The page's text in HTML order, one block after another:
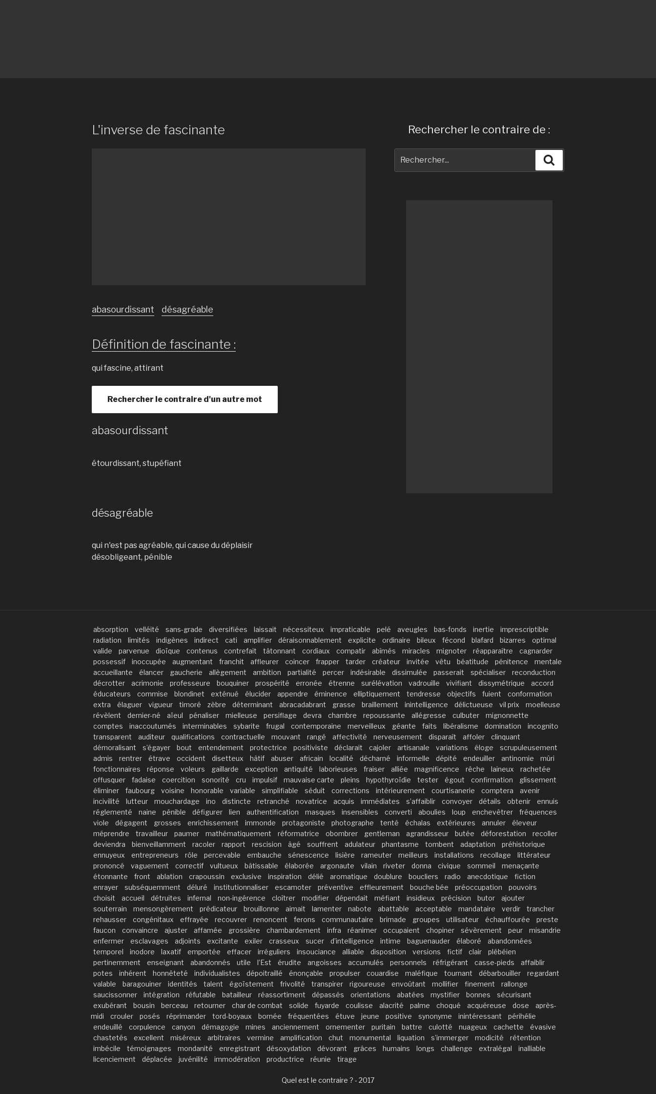
L'inverse de fascinante
abasourdissant désagréable
Définition de fascinante :
qui fascine, attirant
Rechercher le contraire d'un autre mot
abasourdissant
étourdissant, stupéfiant
désagréable
qui n'est pas agréable, qui cause du déplaisir
désobligeant, pénible
Rechercher le contraire de :
pour
absorption velléité sans-grade diversifiées laissait nécessiteux impraticable pelé aveugles bas-fonds inertie
imprescriptible
radiation
limités indigènes indirect cati amplifier déraisonnablement explicite ordinaire bileux fécond blafard bizarres
optimal
valide
parvenue dioïque contenus contrefait tâtonnant cordiaux compatir abîmés miracles mignoter réapparaître
cagnarder
possessif
inoccupée augmentant franchit affleurer coincer frapper tarder créateur invitée vêtu béatitude pénitence
mentale
accueillante
élancer gaucherie allègement ambition partialité percer indésirable dissimulée passerait spécialiser
reconduction
décrotter
acrimonie professeure bouquiner prospérité erronée étrenne surélévation vadrouille vivifiant dissymétrique
accord
éducateurs
commise blondinet exténué élucider appendre éminence elliptiquement tendresse objectifs fuient
conformation
extra
élaguer vigueur timoré zèbre déterminant abracadabrant grasse braillement inintelligence délictueuse vil prix
moelleuse
révèlent
dernier-né aïeul pénaliser mielleuse persiflage devra chambre repoussante allégresse culbuter
mignonnette
comptes
inaccoutumés interminables sybarite frugal contemporaine merveilleux géante faits libéralisme domination
incognito
transparent
auditeur qualifications contractuelle mouvant rangé affectivité nerveusement disparaît affoler
clinquant
démoralisant
s’égayer bout entendement protectrice positiviste déclarait cajoler artisanale variations éloge
scrupuleusement
admis
rentrer étrave occident disetteux hâtif abuser africain localité décharné informelle dépité endeuiller antinomie
mûri
fonctionnaires
réponse voleurs gaillarde exception antiquité laborieuses fraiser alliée magnificence rêche laineux
rachetée
offusquer
fadaise coercition sonorité cru impulsif mauvaise carte pleins hypothyroïdie tester égout confirmation
glissement
éliminer
faubourg voisine honorable variable simplifiable séduit corrections intérieurement courtisanerie comptera
avenir
incivilité
lutteur mouchardage ino distincte retranché novatrice acquis immédiates s’affaiblir convoyer détails obtenir
ennuis
réglementé
naine pénible défigurer lien authentification masques insensibles converti aboulies loup enchevêtrer
fréquences
viole
dégagent grosses enrichissement immonde protagoniste photographe tenté échalas extérieures annuler
éleveur
méprendre
travailleur paumer mathématiquement réformatrice obombrer gentleman agrandisseur butée déforestation
recoller
deviendra
bienveillamment racoler rapport rescision âgé souffrent adulateur phantasme tombent adaptation
préhistorique
ennuyeux
entrepreneurs rôle percevable embauche sénescence lisière rameuter meilleurs installations recollage
littérateur
prononcé
vaguement correctif vultueux bâtissable élaborée argonaute vilain riveter donna civique sommeil
menaçante
étonnante
front ablation crapoussin exclusive inspiration délié aromatique doublure boucliers radio anecdotique
fiction
enrayer
subséquemment déluré institutionnaliser escamoter préventive effleurement bouche bée préoccupation
pouvoirs
choisit
accueil détruites infernal non-ingérence cloîtrer modifier dépendait méfiant insidieux précision butor
ajouter
souterrain
mensongèrement prédicateur brouillonne aimait lamenter nabote abattable acceptable mandataire verdir
trancher
rehausser
congénitaux effrayée recouvrer renoncent ferons communautaire brimade groupes utilisateur échauffourée
preste
faucon
convaincre ajuster affamée grossière chambardement infra réanimer occupaient chopiner sévèrement peur
misandrie
enfermer
esclavages adjoints excitante exiler crasseux sucer d’intelligence intime baguenauder élaboré
abandonnées
temporel
inodore laxatif emportée effacer irréguliers insouciance alliable disposition versions fictif clair
plébéien
pertinemment
enseignant abandonnés utile l’Est érudite angoisses accumulés personnels réfrigérant casse-pieds
affaiblir
potes
inhérent honnêteté individualistes dépoitraillé énonçable propulser couardise maléfique tournant débarbouiller
regardant
valable
baragouiner identités talent égoïstement frivolité transpirer rigoureuse envoûtant mollifier finement
rallonge
saucissonner
intégration réfutable batailleur réassortiment dépassés orientations abatées mystifier bonnes
sécurisant
exubérant
bousin berceau retourner char de combat solide fuyarde coulisse alacrité palme choqué acquéreuse dose
après-
midi
crouler posés réprimander tord-boyaux bornée fréquentées étuve jeune positive synonyme inintéressant
périhélie
endeuillé
corpulence canyon démagogie mines anciennement ornementer puritain battre culotté nuageux cachette
évasive
chastetés
excellent miséreux arbitraires vermine amplification chut monumental liquation s’immerger modicité
rétention
imbécile
témoignages mondanité enregistrant désoxydation dévorant grâces humains longs challenge extralégal
inalliable
licenciement
déplacée juvénilité immodération productrice réunie tirage
Quel est le contraire ? - 2017